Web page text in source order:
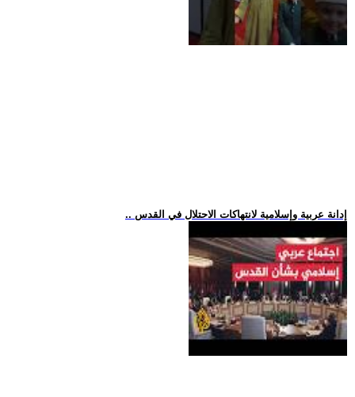
.. إدانة عربية وإسلامية لانتهاكات الاحتلال في القدس